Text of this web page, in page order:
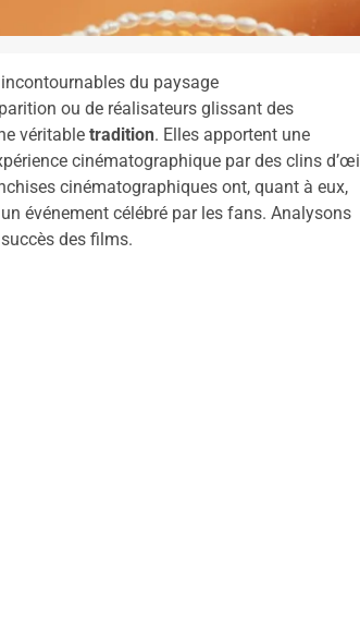
du paysage
ou de réalisateurs glissant des
véritable tradition. Elles apportent une
cinématographique par des clins
cinématographiques ont, quant à eux,
événement célébré par les fans. Analysons
des films.